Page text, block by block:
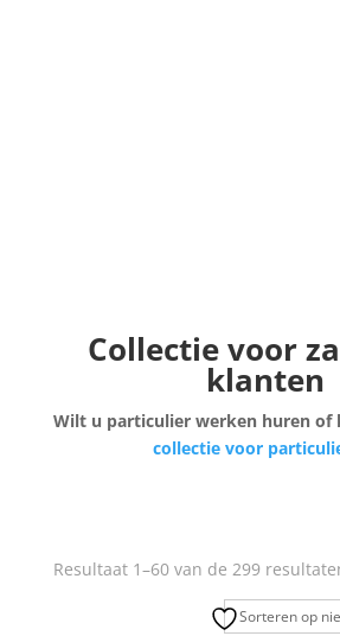
Collectie voor
klanten
Wilt u particulier werken huren of
collectie voor
Resultaat 1–60 van de 299